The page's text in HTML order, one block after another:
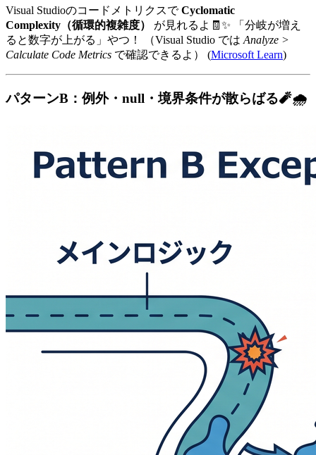
Visual StudioのコードメトリクスでCyclomatic
Complexity（循環的複雑度）
が見れるよ🧾✨ 「分岐が増え
ると数字が上がる」やつ！ （Visual Studio では Analyze >
Calculate Code Metrics で確認できるよ） (Microsoft Learn)
パターンB：例外・null・境界条件が散らばる🧨🌧️